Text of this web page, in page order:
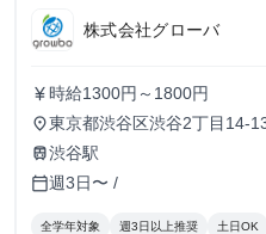
株式会社グローバ
currency_yen 時給1300円～1800円
place東京都渋谷区渋谷2丁目14-
train渋谷駅
calendar_today週3日〜 /
全学年対象 週3日以上推奨 土日OK